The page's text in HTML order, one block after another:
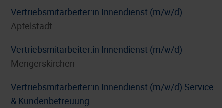
Vertriebsmitarbeiter:in Innendienst (m/w/d)
Apfelstädt
Vertriebsmitarbeiter:in Innendienst (m/w/d)
Mengerskirchen
Vertriebsmitarbeiter:in Innendienst (m/w/d) Service
& Kundenbetreuung